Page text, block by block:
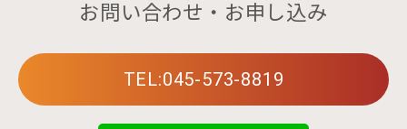
お問い合わせ・お申し込み
TEL:045-573-8819